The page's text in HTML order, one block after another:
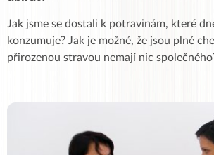
Jak jsme se dostali k potravinám, které
konzumuje? Jak je možné, že jsou plné
přirozenou stravou nemají nic